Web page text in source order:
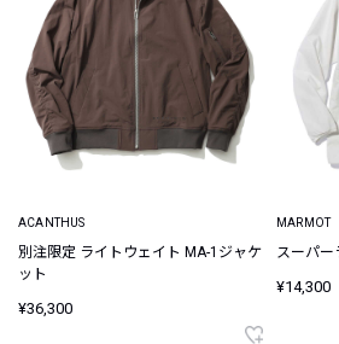
ACANTHUS
別注限定 ライトウェイト MA-1ジャケ
ット
¥36,300
MARMOT
スーパー
¥14,300